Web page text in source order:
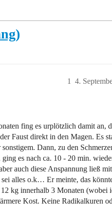
4.
1
fing es urplötzlich damit an,
Faust direkt in den Magen. Es
Dann, zu den
es nach ca. 10 - 20 min.
auch diese Anspannung ließ
alles o.k… Er meinte, das
kg innerhalb 3 Monaten (wobei
Kost. Keine Radikalkuren